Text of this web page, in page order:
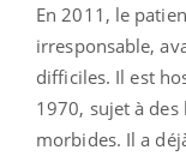
En 2011, le
irresponsable,
difficiles. Il est
1970, sujet à
morbides. Il a